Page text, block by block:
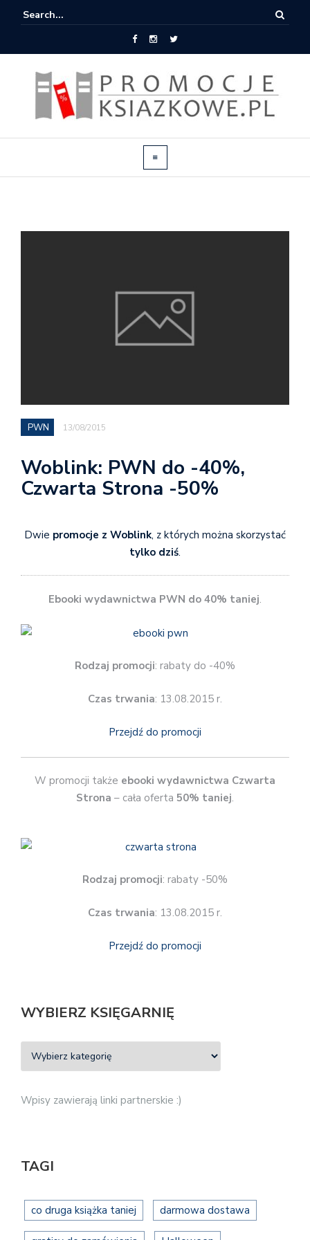
PWN 13/08/2015
Woblink: PWN do -40%,
Czwarta Strona -50%
Dwie promocje z Woblink, z których można skorzystać
tylko dziś.
Ebooki wydawnictwa PWN do 40% taniej.
Rodzaj promocji: rabaty do -40%
Czas trwania: 13.08.2015 r.
Przejdź do promocji
W promocji także ebooki wydawnictwa Czwarta
Strona – cała oferta 50% taniej.
Rodzaj promocji: rabaty -50%
Czas trwania: 13.08.2015 r.
Przejdź do promocji
WYBIERZ KSIĘGARNIĘ
Wpisy zawierają linki partnerskie :)
TAGI
co druga książka taniej darmowa dostawa